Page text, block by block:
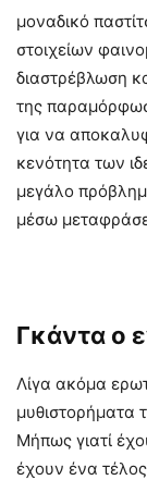
μοναδικό
στοιχείων
διαστρέβλωση
της
για να
κενότητα των
μεγάλο
μέσω
Γκάντα ο
Λίγα ακόμα
μυθιστορήματα
Μήπως γιατί
έχουν ένα